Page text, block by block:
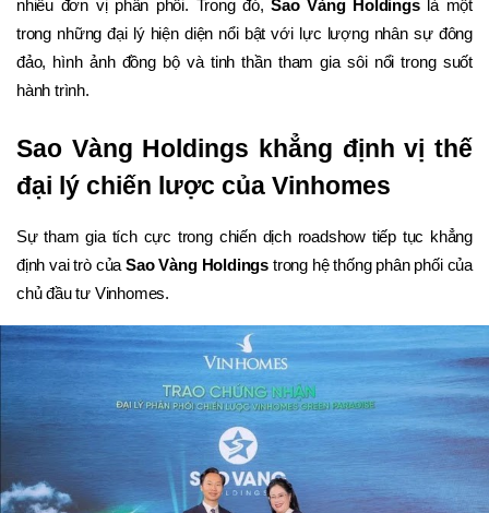
nhiều đơn vị phân phối. Trong đó, Sao Vàng Holdings là một
trong những đại lý hiện diện nổi bật với lực lượng nhân sự đông
đảo, hình ảnh đồng bộ và tinh thần tham gia sôi nổi trong suốt
hành trình.
Sao Vàng Holdings khẳng định vị thế
đại lý chiến lược của Vinhomes
Sự tham gia tích cực trong chiến dịch roadshow tiếp tục khẳng
định vai trò của Sao Vàng Holdings trong hệ thống phân phối của
chủ đầu tư Vinhomes.